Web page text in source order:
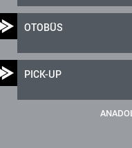
OTOBÜS
PICK-UP